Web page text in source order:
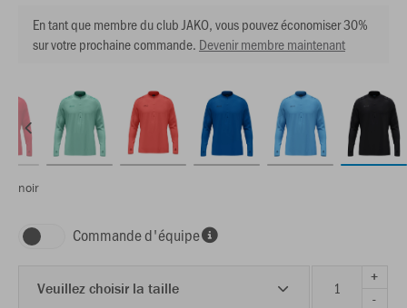
En tant que membre du club JAKO, vous pouvez économiser 30%
sur votre prochaine commande. Devenir membre maintenant
noir
Commande d'équipe
Veuillez choisir la taille
+
-